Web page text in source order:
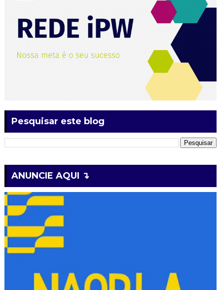
Pesquisar este blog
ANUNCIE AQUI ↴